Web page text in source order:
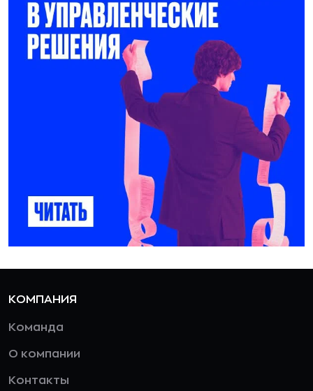
КОМПАНИЯ
Команда
О компании
Контакты